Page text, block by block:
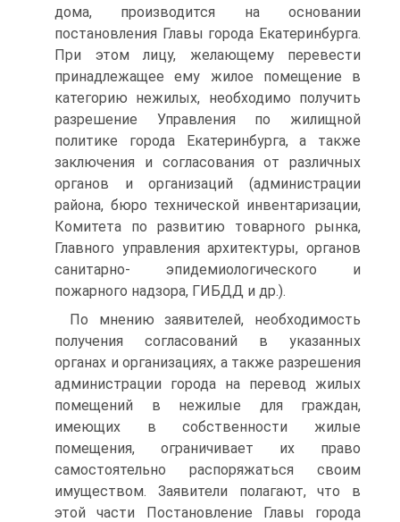
дома, производится на основании
постановления Главы города Екатеринбурга.
При этом лицу, желающему перевести
принадлежащее ему жилое помещение в
категорию нежилых, необходимо получить
разрешение Управления по жилищной
политике города Екатеринбурга, а также
заключения и согласования от различных
органов и организаций (администрации
района, бюро технической инвентаризации,
Комитета по развитию товарного рынка,
Главного управления архитектуры, органов
санитарно- эпидемиологического и
пожарного надзора, ГИБДД и др.).
По мнению заявителей, необходимость
получения согласований в указанных
органах и организациях, а также разрешения
администрации города на перевод жилых
помещений в нежилые для граждан,
имеющих в собственности жилые
помещения, ограничивает их право
самостоятельно распоряжаться своим
имуществом. Заявители полагают, что в
этой части Постановление Главы города